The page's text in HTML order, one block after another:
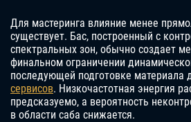
Для мастеринга влияние менее
существует. Бас, построенный с
спектральных зон, обычно создает
финальном ограничении
последующей подготовке материала
сервисов. Низкочастотная энергия
предсказуемо, а вероятность
в области саба снижается.